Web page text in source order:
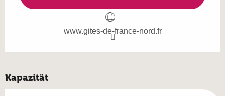
www.gites-de-france-nord.fr
Kapazität